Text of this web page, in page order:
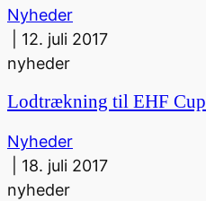
Nyheder
12. juli 2017
nyheder
Lodtrækning til EHF Cup
Nyheder
18. juli 2017
nyheder